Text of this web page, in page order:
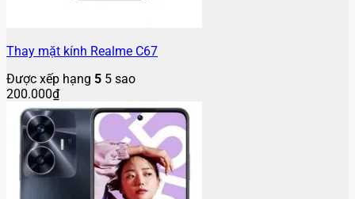
Thay mặt kính Realme C67
Được xếp hạng 5 5 sao
200.000₫